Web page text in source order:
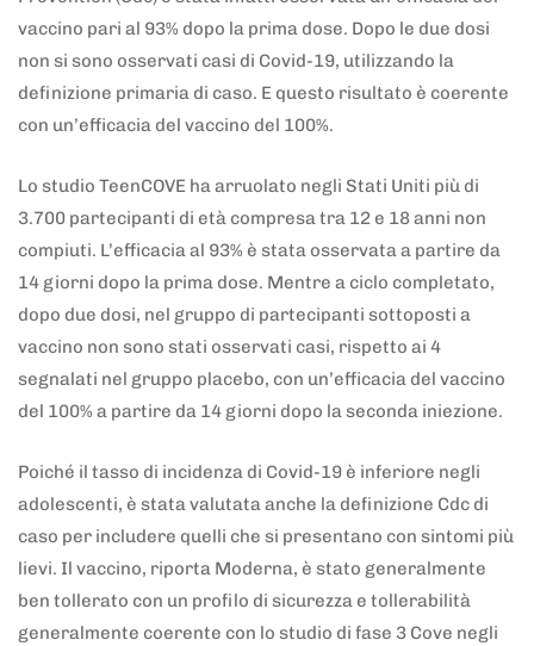
vaccino pari al 93% dopo la prima dose. Dopo le due dosi
non si sono osservati casi di Covid-19, utilizzando la
definizione primaria di caso. E questo risultato è coerente
con un’efficacia del vaccino del 100%.
Lo studio TeenCOVE ha arruolato negli Stati Uniti più di
3.700 partecipanti di età compresa tra 12 e 18 anni non
compiuti. L’efficacia al 93% è stata osservata a partire da
14 giorni dopo la prima dose. Mentre a ciclo completato,
dopo due dosi, nel gruppo di partecipanti sottoposti a
vaccino non sono stati osservati casi, rispetto ai 4
segnalati nel gruppo placebo, con un’efficacia del vaccino
del 100% a partire da 14 giorni dopo la seconda iniezione.
Poiché il tasso di incidenza di Covid-19 è inferiore negli
adolescenti, è stata valutata anche la definizione Cdc di
caso per includere quelli che si presentano con sintomi più
lievi. Il vaccino, riporta Moderna, è stato generalmente
ben tollerato con un profilo di sicurezza e tollerabilità
generalmente coerente con lo studio di fase 3 Cove negli